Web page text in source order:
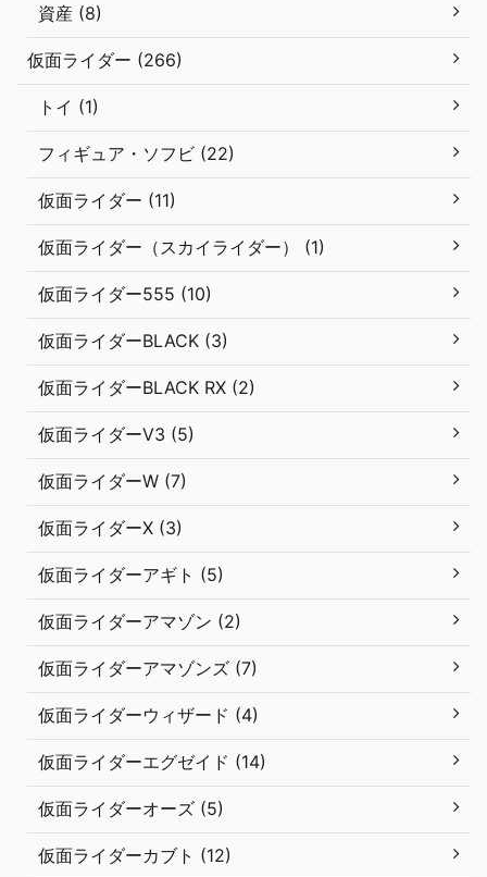
資産 (8)
仮面ライダー (266)
トイ (1)
フィギュア・ソフビ (22)
仮面ライダー (11)
仮面ライダー（スカイライダー） (1)
仮面ライダー555 (10)
仮面ライダーBLACK (3)
仮面ライダーBLACK RX (2)
仮面ライダーV3 (5)
仮面ライダーW (7)
仮面ライダーX (3)
仮面ライダーアギト (5)
仮面ライダーアマゾン (2)
仮面ライダーアマゾンズ (7)
仮面ライダーウィザード (4)
仮面ライダーエグゼイド (14)
仮面ライダーオーズ (5)
仮面ライダーカブト (12)